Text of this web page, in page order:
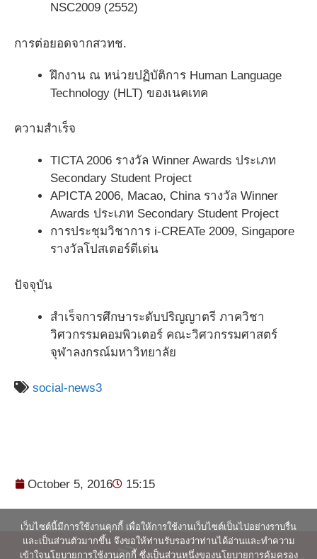
NSC2009 (2552)
การต่อยอดจากสวทช.
ฝึกงาน ณ หน่วยปฏิบัติการ Human Language
Technology (HLT) ของเนคเทค
ความสำเร็จ
TICTA 2006 รางวัล Winner Awards ประเภท
Secondary Student Project
APICTA 2006, Macao, China รางวัล Winner
Awards ประเภท Secondary Student Project
การประชุมวิชาการ i-CREATe 2009, Singapore
รางวัลโปสเตอร์ดีเด่น
ปัจจุบัน
สำเร็จการศึกษาระดับปริญญาตรี ภาควิชา
วิศวกรรมคอมพิวเตอร์ คณะวิศวกรรมศาสตร์
จุฬาลงกรณ์มหาวิทยาลัย
social-news3
October 5, 2016 15:15
เว็บไซต์นี้มีการใช้งานคุกกี้ เพื่อให้การใช้งานเว็บไซต์เป็นไปอย่างราบรื่น
และเป็นส่วนตัวมากขึ้น จึงขอให้ท่านรับรองว่าท่านได้อ่านและทำความ
เข้าใจนโยบายการใช้งานคุกกี้ ซึ่งเป็นส่วนหนึ่งของนโยบายการคุ้มครอง